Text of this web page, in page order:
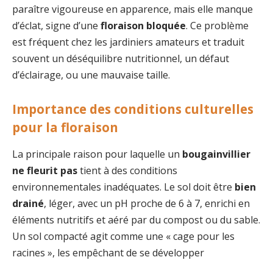
paraître vigoureuse en apparence, mais elle manque
d’éclat, signe d’une floraison bloquée. Ce problème
est fréquent chez les jardiniers amateurs et traduit
souvent un déséquilibre nutritionnel, un défaut
d’éclairage, ou une mauvaise taille.
Importance des conditions culturelles
pour la floraison
La principale raison pour laquelle un bougainvillier
ne fleurit pastient à des conditions
environnementales inadéquates. Le sol doit être bien
drainé, léger, avec un pH proche de 6 à 7, enrichi en
éléments nutritifs et aéré par du compost ou du sable.
Un sol compacté agit comme une « cage pour les
racines », les empêchant de se développer